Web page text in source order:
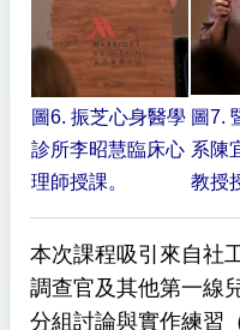
圖6. 振芝心身醫學
診所李昭慧臨床心
理師授課。
圖7.
系陳
教授
本次課程吸引來自社
調查官及其他第一線
分組討論與實作練習